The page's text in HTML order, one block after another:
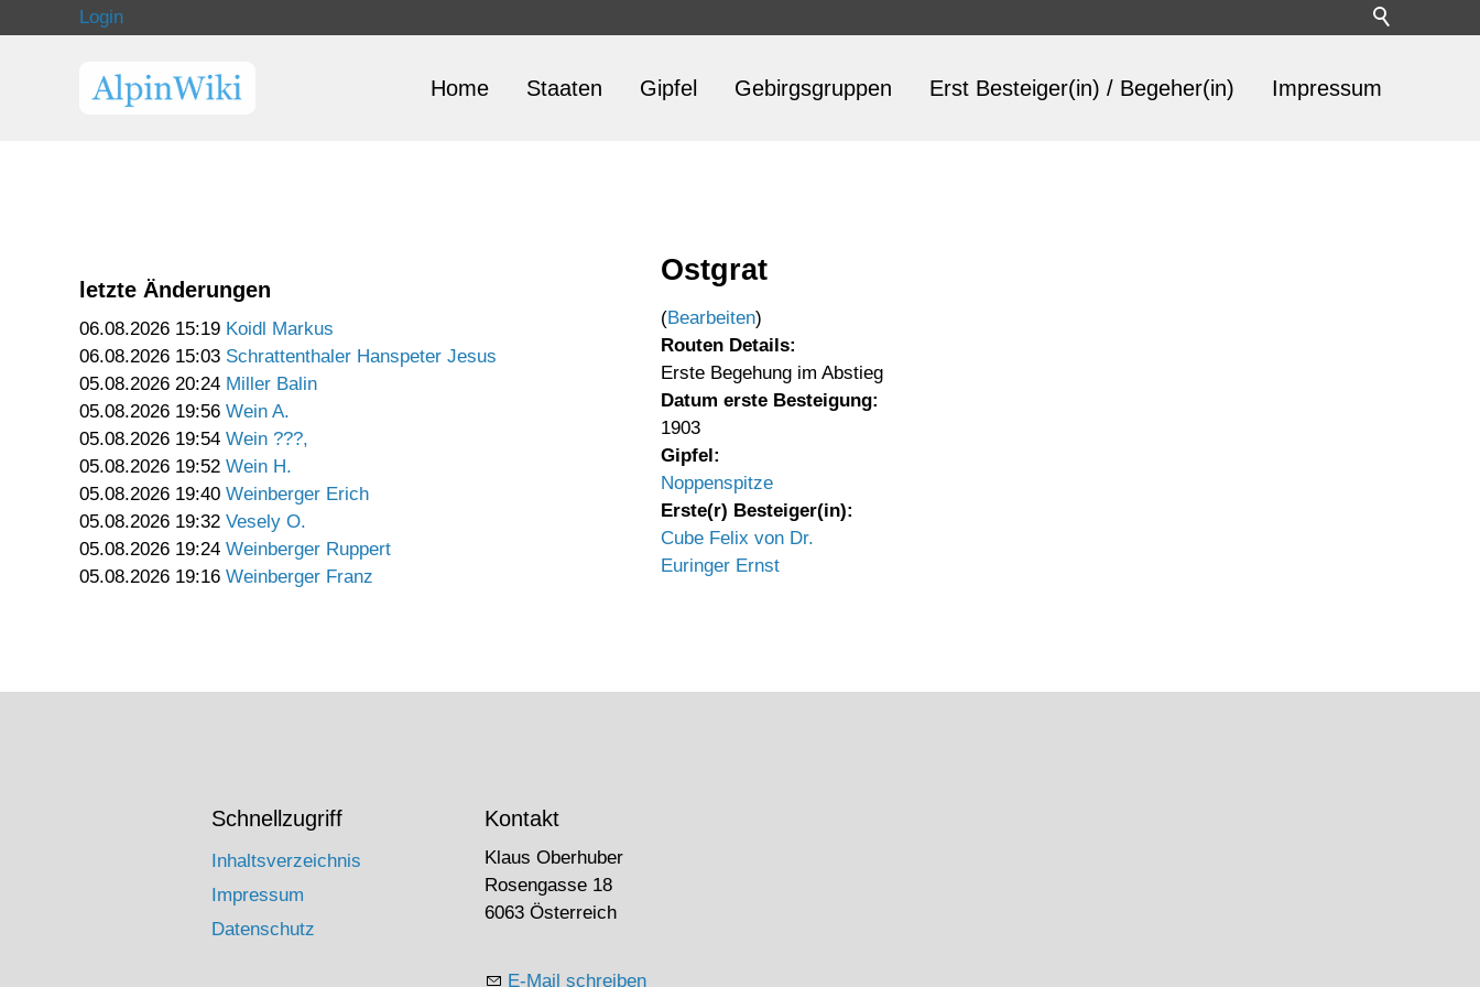
Login
Home Staaten Gipfel Gebirgsgruppen Erst Besteiger(in) / Begeher(in) Impressum
letzte Änderungen
06.08.2026 15:19 Koidl Markus
06.08.2026 15:03 Schrattenthaler Hanspeter Jesus
05.08.2026 20:24 Miller Balin
05.08.2026 19:56 Wein A.
05.08.2026 19:54 Wein ???,
05.08.2026 19:52 Wein H.
05.08.2026 19:40 Weinberger Erich
05.08.2026 19:32 Vesely O.
05.08.2026 19:24 Weinberger Ruppert
05.08.2026 19:16 Weinberger Franz
Ostgrat
(Bearbeiten)
Routen Details:
Erste Begehung im Abstieg
Datum erste Besteigung:
1903
Gipfel:
Noppenspitze
Erste(r) Besteiger(in):
Cube Felix von Dr.
Euringer Ernst
Schnellzugriff
Inhaltsverzeichnis
Impressum
Datenschutz
Kontakt
Klaus Oberhuber
Rosengasse 18
6063 Österreich
E-Mail schreiben